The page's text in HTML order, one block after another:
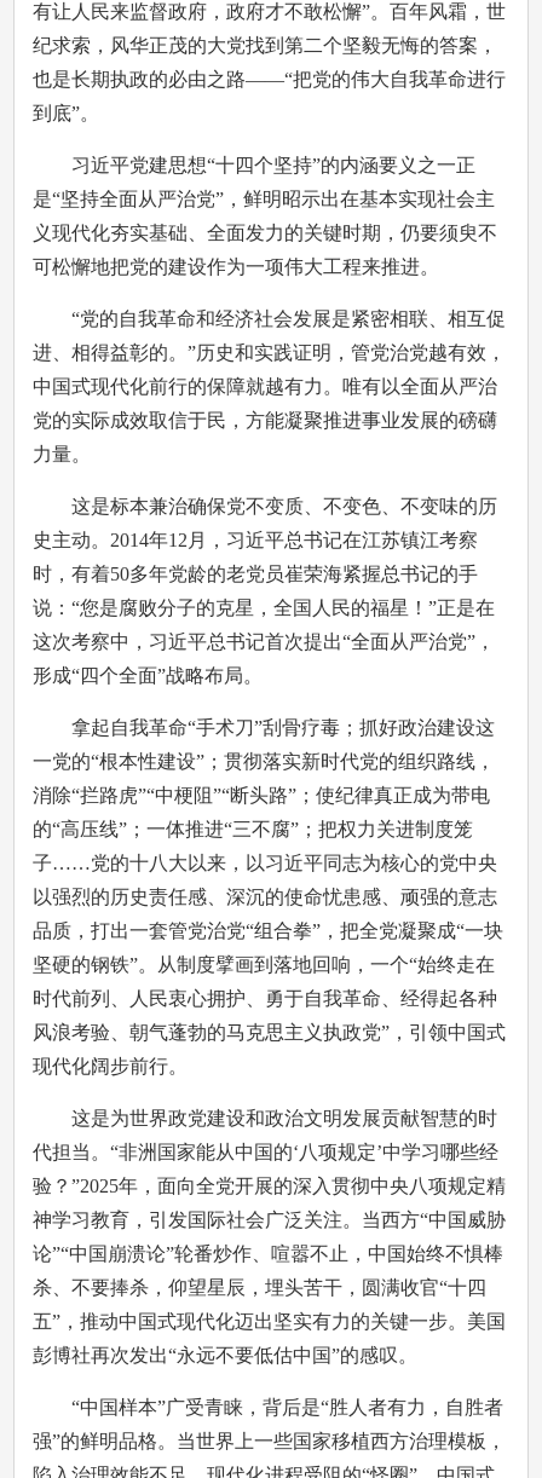
有让人民来监督政府，政府才不敢松懈”。百年风霜，世
纪求索，风华正茂的大党找到第二个坚毅无悔的答案，
也是长期执政的必由之路——“把党的伟大自我革命进行
到底”。
习近平党建思想“十四个坚持”的内涵要义之一正
是“坚持全面从严治党”，鲜明昭示出在基本实现社会主
义现代化夯实基础、全面发力的关键时期，仍要须臾不
可松懈地把党的建设作为一项伟大工程来推进。
“党的自我革命和经济社会发展是紧密相联、相互促
进、相得益彰的。”历史和实践证明，管党治党越有效，
中国式现代化前行的保障就越有力。唯有以全面从严治
党的实际成效取信于民，方能凝聚推进事业发展的磅礴
力量。
这是标本兼治确保党不变质、不变色、不变味的历
史主动。2014年12月，习近平总书记在江苏镇江考察
时，有着50多年党龄的老党员崔荣海紧握总书记的手
说：“您是腐败分子的克星，全国人民的福星！”正是在
这次考察中，习近平总书记首次提出“全面从严治党”，
形成“四个全面”战略布局。
拿起自我革命“手术刀”刮骨疗毒；抓好政治建设这
一党的“根本性建设”；贯彻落实新时代党的组织路线，
消除“拦路虎”“中梗阻”“断头路”；使纪律真正成为带电
的“高压线”；一体推进“三不腐”；把权力关进制度笼
子……党的十八大以来，以习近平同志为核心的党中央
以强烈的历史责任感、深沉的使命忧患感、顽强的意志
品质，打出一套管党治党“组合拳”，把全党凝聚成“一块
坚硬的钢铁”。从制度擘画到落地回响，一个“始终走在
时代前列、人民衷心拥护、勇于自我革命、经得起各种
风浪考验、朝气蓬勃的马克思主义执政党”，引领中国式
现代化阔步前行。
这是为世界政党建设和政治文明发展贡献智慧的时
代担当。“非洲国家能从中国的‘八项规定’中学习哪些经
验？”2025年，面向全党开展的深入贯彻中央八项规定精
神学习教育，引发国际社会广泛关注。当西方“中国威胁
论”“中国崩溃论”轮番炒作、喧嚣不止，中国始终不惧棒
杀、不要捧杀，仰望星辰，埋头苦干，圆满收官“十四
五”，推动中国式现代化迈出坚实有力的关键一步。美国
彭博社再次发出“永远不要低估中国”的感叹。
“中国样本”广受青睐，背后是“胜人者有力，自胜者
强”的鲜明品格。当世界上一些国家移植西方治理模板，